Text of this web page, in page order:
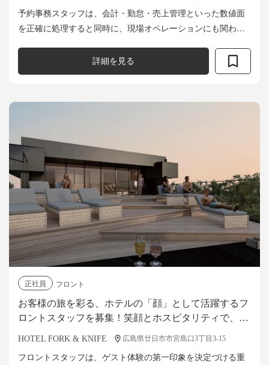
予約事務スタッフは、会計・勤怠・売上管理といった数値面
を正確に処理すると同時に、現場オペレーションにも関わり
間の橋渡し役としてホテルの安定...
詳細を見る
正社員
フロント
お客様の旅を彩る、ホテルの「顔」として活躍するフ
ロントスタッフを募集！笑顔とホスピタリティで、最
HOTEL FORK & KNIFE 広島県廿日市市宮島口3丁目3-15
フロントスタッフは、ゲスト体験の第一印象を決定づける重